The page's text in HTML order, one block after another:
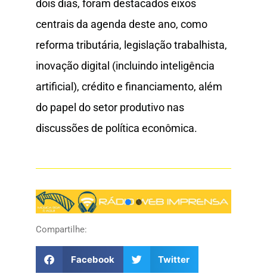
dois dias, foram destacados eixos
centrais da agenda deste ano, como
reforma tributária, legislação trabalhista,
inovação digital (incluindo inteligência
artificial), crédito e financiamento, além
do papel do setor produtivo nas
discussões de política econômica.
Compartilhe:
Facebook Twitter